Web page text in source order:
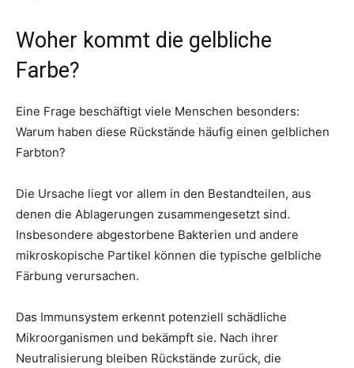
Woher kommt die gelbliche
Farbe?
Eine Frage beschäftigt viele Menschen besonders:
Warum haben diese Rückstände häufig einen gelblichen
Farbton?
Die Ursache liegt vor allem in den Bestandteilen, aus
denen die Ablagerungen zusammengesetzt sind.
Insbesondere abgestorbene Bakterien und andere
mikroskopische Partikel können die typische gelbliche
Färbung verursachen.
Das Immunsystem erkennt potenziell schädliche
Mikroorganismen und bekämpft sie. Nach ihrer
Neutralisierung bleiben Rückstände zurück, die